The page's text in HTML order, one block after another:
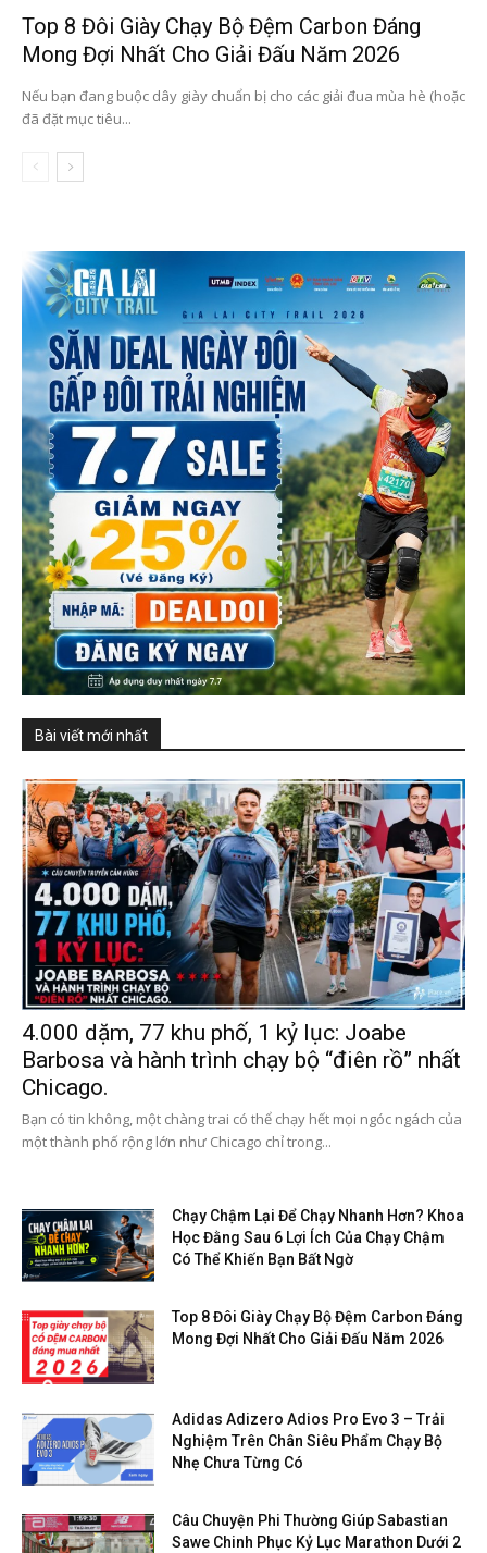
Top 8 Đôi Giày Chạy Bộ Đệm Carbon Đáng
Mong Đợi Nhất Cho Giải Đấu Năm 2026
Nếu bạn đang buộc dây giày chuẩn bị cho các giải đua mùa hè (hoặc
đã đặt mục tiêu...
Bài viết mới nhất
4.000 dặm, 77 khu phố, 1 kỷ lục: Joabe
Barbosa và hành trình chạy bộ “điên rồ” nhất
Chicago.
Bạn có tin không, một chàng trai có thể chạy hết mọi ngóc ngách của
một thành phố rộng lớn như Chicago chỉ trong...
Chạy Chậm Lại Để Chạy Nhanh Hơn? Khoa
Học Đằng Sau 6 Lợi Ích Của Chạy Chậm
Có Thể Khiến Bạn Bất Ngờ
Top 8 Đôi Giày Chạy Bộ Đệm Carbon Đáng
Mong Đợi Nhất Cho Giải Đấu Năm 2026
Adidas Adizero Adios Pro Evo 3 – Trải
Nghiệm Trên Chân Siêu Phẩm Chạy Bộ
Nhẹ Chưa Từng Có
Câu Chuyện Phi Thường Giúp Sabastian
Sawe Chinh Phục Kỷ Lục Marathon Dưới 2